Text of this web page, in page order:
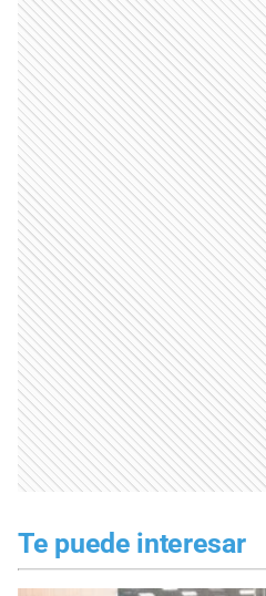
Te puede interesar